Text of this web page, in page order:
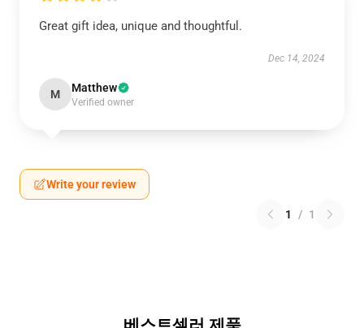
Great gift idea, unique and thoughtful.
Dec 14, 2024
M Matthew
Verified owner
Write your review
1 / 1